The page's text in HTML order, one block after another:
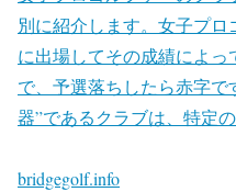
別に紹介します。女子プ
に出場してその成績によ
で、予選落ちしたら赤字
器”であるクラブは、特定
bridgegolf.info